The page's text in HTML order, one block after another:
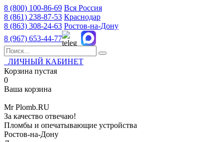
8 (800) 100-86-69 Вся Россия
8 (861) 238-87-53 Краснодар
8 (863) 308-24-63 Ростов-на-Дону
8 (967) 653-44-77
ЛИЧНЫЙ КАБИНЕТ
Корзина пустая
0
Ваша корзина
MrPlomb.RU
За качество отвечаю!
Пломбы и опечатывающие устройства
Ростов-на-Дону